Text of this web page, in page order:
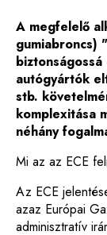
A megfelelő
gumiabroncs)
autógyártók
stb.
komplexitása
néhány
Mi az az ECE
Az ECE
azaz Európai
adminisztratív